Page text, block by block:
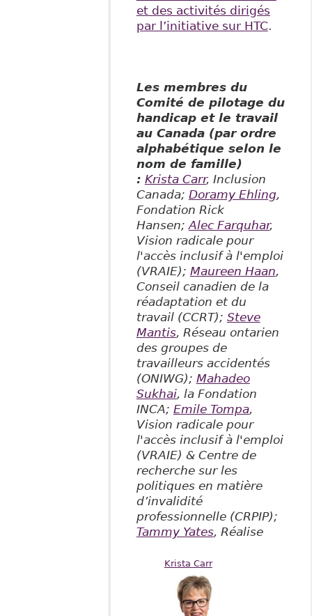
et des activités dirigés
par l’initiative sur HTC.
Les membres du
Comité de pilotage du
handicap et le travail
au Canada (par ordre
alphabétique selon le
nom de famille)
: Krista Carr, Inclusion
Canada; Doramy Ehling,
Fondation Rick
Hansen; Alec Farquhar,
Vision radicale pour
l'accès inclusif à l'emploi
(VRAIE); Maureen Haan,
Conseil canadien de la
réadaptation et du
travail (CCRT); Steve
Mantis, Réseau ontarien
des groupes de
travailleurs accidentés
(ONIWG); Mahadeo
Sukhai, la Fondation
INCA; Emile Tompa,
Vision radicale pour
l'accès inclusif à l'emploi
(VRAIE) & Centre de
recherche sur les
politiques en matière
d’invalidité
professionnelle (CRPIP);
Tammy Yates, Réalise
Krista Carr